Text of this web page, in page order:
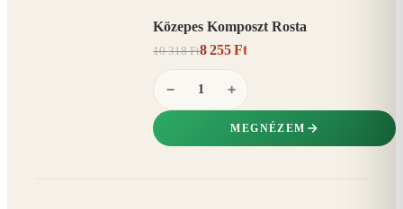
Közepes Komposzt Rosta
10 318 Ft8 255 Ft
− +
MEGNÉZEM